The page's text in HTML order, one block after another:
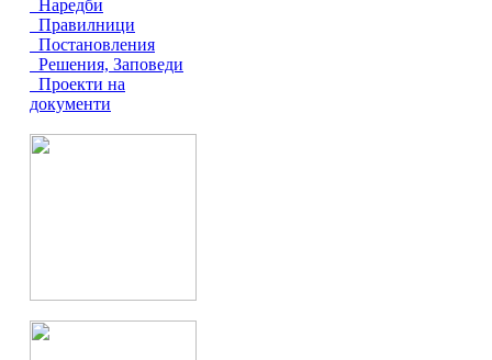
Наредби
Правилници
Постановления
Решения, Заповеди
Проекти на
документи